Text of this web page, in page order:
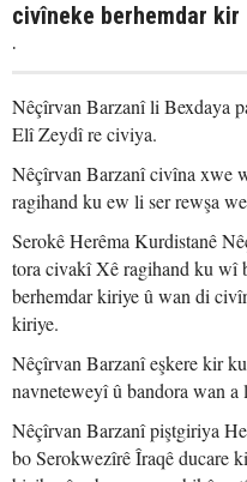
civîneke berhemdar kir
.
Nêçîrvan Barzanî li Bexdaya
Elî Zeydî re civiya.
Nêçîrvan Barzanî civîna xwe
ragihand ku ew li ser rewşa
Serokê Herêma Kurdistanê
tora civakî Xê ragihand ku wî
berhemdar kiriye û wan di
kiriye.
Nêçîrvan Barzanî eşkere kir
navneteweyî û bandora wan a
Nêçîrvan Barzanî piştgiriya
bo Serokwezîrê Îraqê ducare